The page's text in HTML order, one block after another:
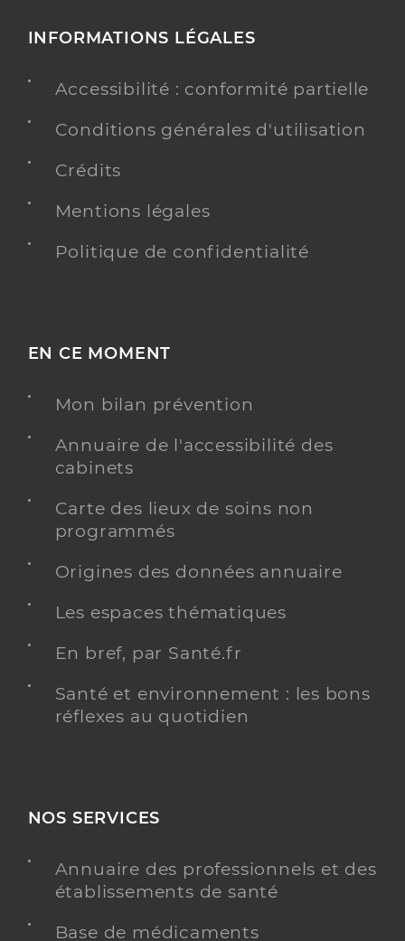
INFORMATIONS LÉGALES
Accessibilité : conformité partielle
Conditions générales d'utilisation
Crédits
Mentions légales
Politique de confidentialité
EN CE MOMENT
Mon bilan prévention
Annuaire de l'accessibilité des
cabinets
Carte des lieux de soins non
programmés
Origines des données annuaire
Les espaces thématiques
En bref, par Santé.fr
Santé et environnement : les bons
réflexes au quotidien
NOS SERVICES
Annuaire des professionnels et des
établissements de santé
Base de médicaments